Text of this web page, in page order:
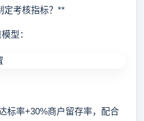
考核指标？**
型：
率+30%商户留存率，配合